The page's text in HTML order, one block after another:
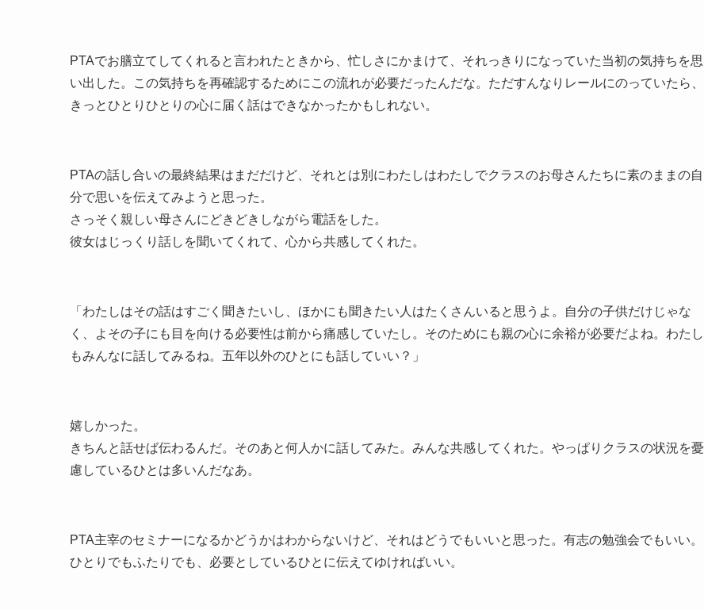
PTAでお膳立てしてくれると言われたときから、忙しさにかまけて、それっきりになっていた当初の気持ちを思
い出した。この気持ちを再確認するためにこの流れが必要だったんだな。ただすんなりレールにのっていたら、
きっとひとりひとりの心に届く話はできなかったかもしれない。
PTAの話し合いの最終結果はまだだけど、それとは別にわたしはわたしでクラスのお母さんたちに素のままの自
分で思いを伝えてみようと思った。
さっそく親しい母さんにどきどきしながら電話をした。
彼女はじっくり話しを聞いてくれて、心から共感してくれた。
「わたしはその話はすごく聞きたいし、ほかにも聞きたい人はたくさんいると思うよ。自分の子供だけじゃな
く、よその子にも目を向ける必要性は前から痛感していたし。そのためにも親の心に余裕が必要だよね。わたし
もみんなに話してみるね。五年以外のひとにも話していい？」
嬉しかった。
きちんと話せば伝わるんだ。そのあと何人かに話してみた。みんな共感してくれた。やっぱりクラスの状況を憂
慮しているひとは多いんだなあ。
PTA主宰のセミナーになるかどうかはわからないけど、それはどうでもいいと思った。有志の勉強会でもいい。
ひとりでもふたりでも、必要としているひとに伝えてゆければいい。